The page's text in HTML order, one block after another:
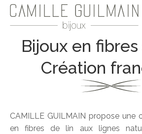
Bijoux en
Création
CAMILLE GUILMAIN propose une
en fibres de lin aux lignes